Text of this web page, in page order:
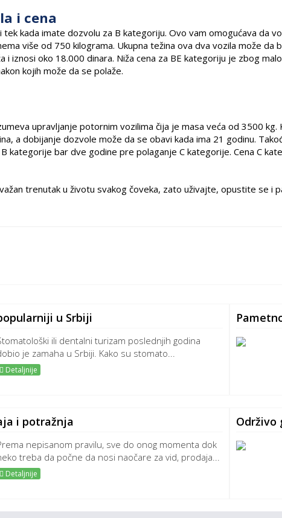
i cena
kada imate dozvolu za B kategoriju. Ovo vam omogućava da
više od 750 kilograma. Ukupna težina ova dva vozila može da
i iznosi oko 18.000 dinara. Niža cena za BE kategoriju je zbog
kojih može da se polaže.
upravljanje potornim vozilima čija je masa veća od 3500 kg.
a dobijanje dozvole može da se obavi kada ima 21 godinu.
kategorije bar dve godine pre polaganje C kategorije. Cena C
trenutak u životu svakog čoveka, zato uživajte, opustite se i
u Srbiji
ili dentalni turizam poslednjih godina
je zamaha u Srbiji. Kako su stomato...
Detaljnije
i potražnja
nepisanom pravilu, sve do onog momenta dok
treba da počne da nosi naočare za vid, prodaja...
Detaljnije
Održivo